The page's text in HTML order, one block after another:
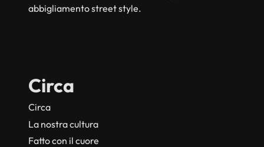
abbigliamento street style.
Circa
Circa
La nostra cultura
Fatto con il cuore